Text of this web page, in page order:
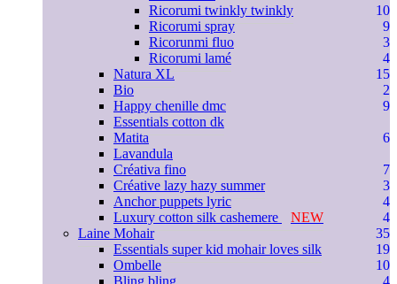
Ricorumi twinkly twinkly
10
Ricorumi spray
9
Ricorunmi fluo
3
Ricorumi lamé
4
Natura XL
15
Bio
2
Happy chenille dmc
9
Essentials cotton dk
Matita
6
Lavandula
Créativa fino
7
Créative lazy hazy summer
3
Anchor puppets lyric
4
Luxury cotton silk cashemere
NEW
4
Laine Mohair
35
Essentials super kid mohair loves silk
19
Ombelle
10
Bling bling
4